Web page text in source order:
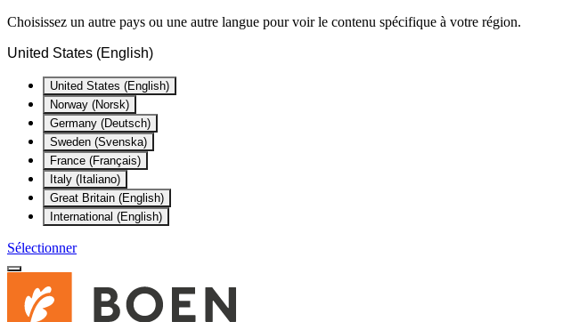
Choisissez un autre pays ou une autre langue pour voir le contenu spécifique à votre région.
United States (English)
United States (English)
Norway (Norsk)
Germany (Deutsch)
Sweden (Svenska)
France (Français)
Italy (Italiano)
Great Britain (English)
International (English)
Sélectionner